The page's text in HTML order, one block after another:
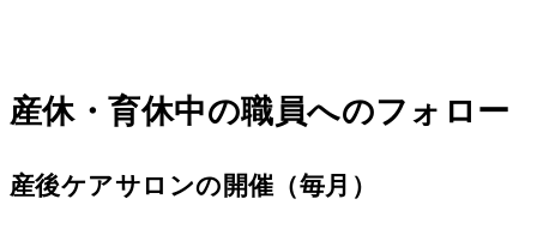
産休・育休中の職員へのフォロー
産後ケアサロンの開催（毎月）